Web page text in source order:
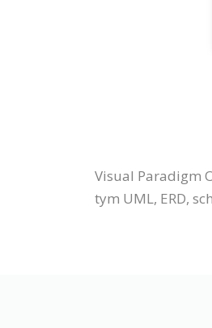
Visual Paradigm
tym UML, ERD,